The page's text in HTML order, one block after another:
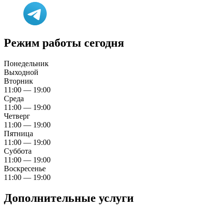
Режим работы сегодня
Понедельник
Выходной
Вторник
11:00 — 19:00
Среда
11:00 — 19:00
Четверг
11:00 — 19:00
Пятница
11:00 — 19:00
Суббота
11:00 — 19:00
Воскресенье
11:00 — 19:00
Дополнительные услуги